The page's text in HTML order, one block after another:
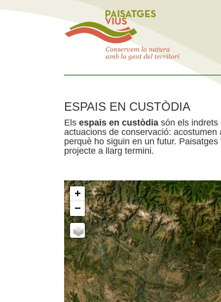
ESPAIS EN CUSTÒDIA
Els espais en custòdia són els indrets
actuacions de conservació:
perquè ho siguin en un futur.
projecte a llarg termini.
+
−